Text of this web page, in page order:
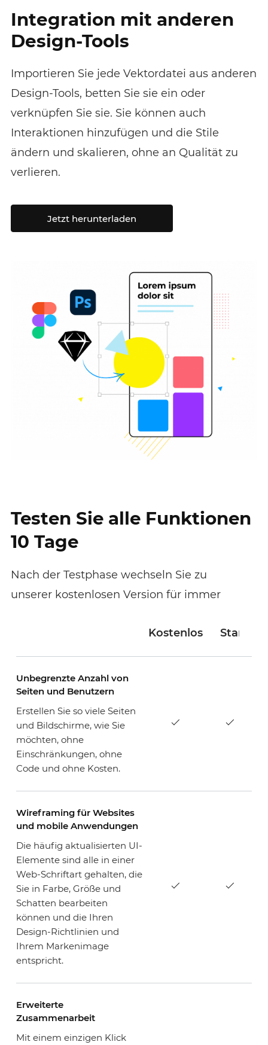
Integration mit anderen
Design-Tools
Importieren Sie jede Vektordatei aus anderen
Design-Tools, betten Sie sie ein oder
verknüpfen Sie sie. Sie können auch
Interaktionen hinzufügen und die Stile
ändern und skalieren, ohne an Qualität zu
verlieren.
Jetzt herunterladen
Testen Sie alle Funktionen
10 Tage
Nach der Testphase wechseln Sie zu
unserer kostenlosen Version für immer
Kostenlos
Unbegrenzte Anzahl von
Seiten und Benutzern
Erstellen Sie so viele Seiten
und Bildschirme, wie Sie
möchten, ohne
Einschränkungen, ohne
Code und ohne Kosten.
Wireframing für Websites
und mobile Anwendungen
Die häufig aktualisierten UI-
Elemente sind alle in einer
Web-Schriftart gehalten, die
Sie in Farbe, Größe und
Schatten bearbeiten
können und die Ihren
Design-Richtlinien und
Ihrem Markenimage
entspricht.
Erweiterte
Zusammenarbeit
Mit einem einzigen Klick